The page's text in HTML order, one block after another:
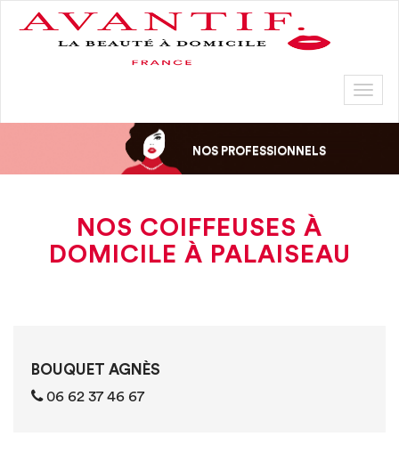
NOS PROFESSIONNELS
NOS COIFFEUSES À
DOMICILE À PALAISEAU
BOUQUET AGNÈS
06 62 37 46 67